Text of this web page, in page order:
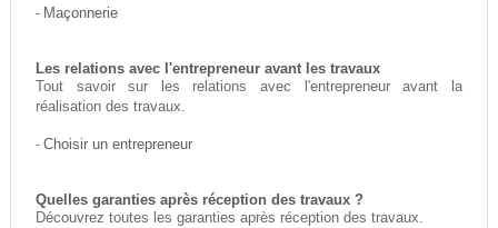
- Maçonnerie
Les relations avec l'entrepreneur avant les travaux
Tout savoir sur les relations avec l'entrepreneur avant la
réalisation des travaux.
- Choisir un entrepreneur
Quelles garanties après réception des travaux ?
Découvrez toutes les garanties après réception des travaux.